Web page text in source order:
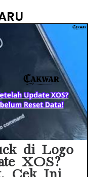
HP Huawei Cepat Panas? Ini Penyebab Utama dan Cara Mengatasinya
di Logo
XOS?